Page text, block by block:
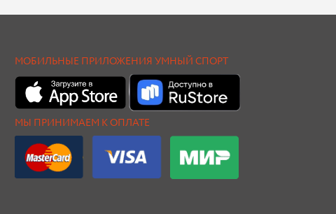
МОБИЛЬНЫЕ ПРИЛОЖЕНИЯ УМНЫЙ СПОРТ
МЫ ПРИНИМАЕМ К ОПЛАТЕ